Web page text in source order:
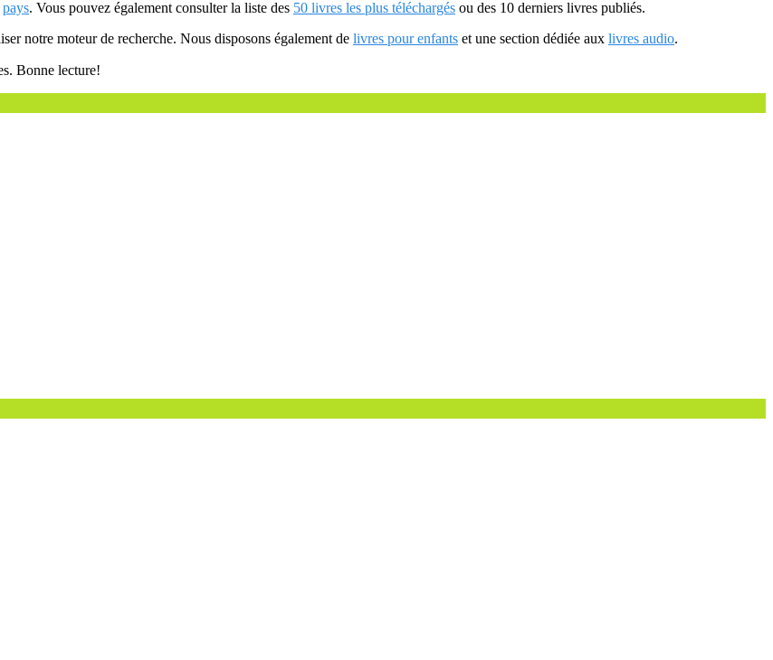
pays. Vous pouvez également consulter la liste des 50 livres les plus téléchargés ou des 10 derniers livres publiés.
notre moteur de recherche. Nous disposons également de livres pour enfants et une section dédiée aux livres audio.
Bonne lecture!